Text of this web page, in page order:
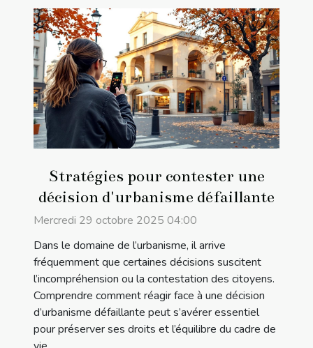
Stratégies pour contester une
décision d'urbanisme défaillante
Mercredi 29 octobre 2025 04:00
Dans le domaine de l’urbanisme, il arrive
fréquemment que certaines décisions suscitent
l’incompréhension ou la contestation des citoyens.
Comprendre comment réagir face à une décision
d’urbanisme défaillante peut s’avérer essentiel
pour préserver ses droits et l’équilibre du cadre de